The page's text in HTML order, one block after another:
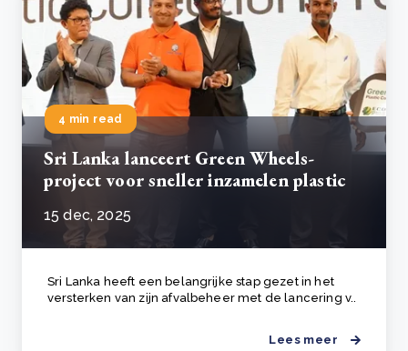
4 min read
Sri Lanka lanceert Green Wheels-
project voor sneller inzamelen plastic
15 dec, 2025
Sri Lanka heeft een belangrijke stap gezet in het
versterken van zijn afvalbeheer met de lancering v..
Lees meer